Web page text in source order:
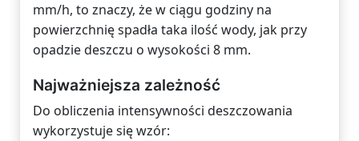
mm/h, to znaczy, że w ciągu godziny na
powierzchnię spadła taka ilość wody, jak przy
opadzie deszczu o wysokości 8 mm.
Najważniejsza zależność
Do obliczenia intensywności deszczowania
wykorzystuje się wzór: